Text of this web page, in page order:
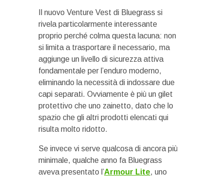
Il nuovo Venture Vest di Bluegrass si
rivela particolarmente interessante
proprio perché colma questa lacuna: non
si limita a trasportare il necessario, ma
aggiunge un livello di sicurezza attiva
fondamentale per l’enduro moderno,
eliminando la necessità di indossare due
capi separati. Ovviamente è più un gilet
protettivo che uno zainetto, dato che lo
spazio che gli altri prodotti elencati qui
risulta molto ridotto.
Se invece vi serve qualcosa di ancora più
minimale, qualche anno fa Bluegrass
aveva presentato l’Armour Lite, uno